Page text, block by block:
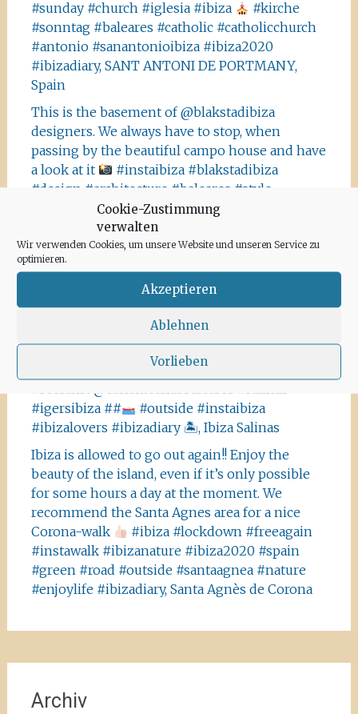
Cookie-Zustimmung
verwalten
Wir verwenden Cookies, um unsere Website und unseren Service zu
optimieren.
Akzeptieren
Ablehnen
Vorlieben
#sunday #church #iglesia #ibiza
#kirche
#sonntag #baleares #catholic #catholicchurch
#antonio #sanantonioibiza #ibiza2020
#ibizadiary, SANT ANTONI DE PORTMANY,
Spain
This is the basement of @blakstadibiza
designers. We always have to stop, when
passing by the beautiful campo house and have
a look at it
#instaibiza #blakstadibiza
#design #architecture #baleares #style
#ibizastyle #ibizacampo #finca #palmtrees
#white #whitehouse #ibizahouses
@ibizaxperience @ibizastylemagazine
#ibizadiary, Ibiza, Spain
This is not Havanna, it is Ibiza! The Salinas area
offers a lot of tiny details you should absolutely
visit and take some photos
#ibiza2020 #havanna #nothavanna #baleares
#seefahrt @turismoislasbaleares #salinas
#igersibiza ##
#outside #instaibiza
#ibizalovers #ibizadiary 🏝, Ibiza Salinas
Ibiza is allowed to go out again!! Enjoy the
beauty of the island, even if it’s only possible
for some hours a day at the moment. We
recommend the Santa Agnes area for a nice
Corona-walk
#ibiza #lockdown #freeagain
#instawalk #ibizanature #ibiza2020 #spain
#green #road #outside #santaagnea #nature
#enjoylife #ibizadiary, Santa Agnès de Corona
Archiv